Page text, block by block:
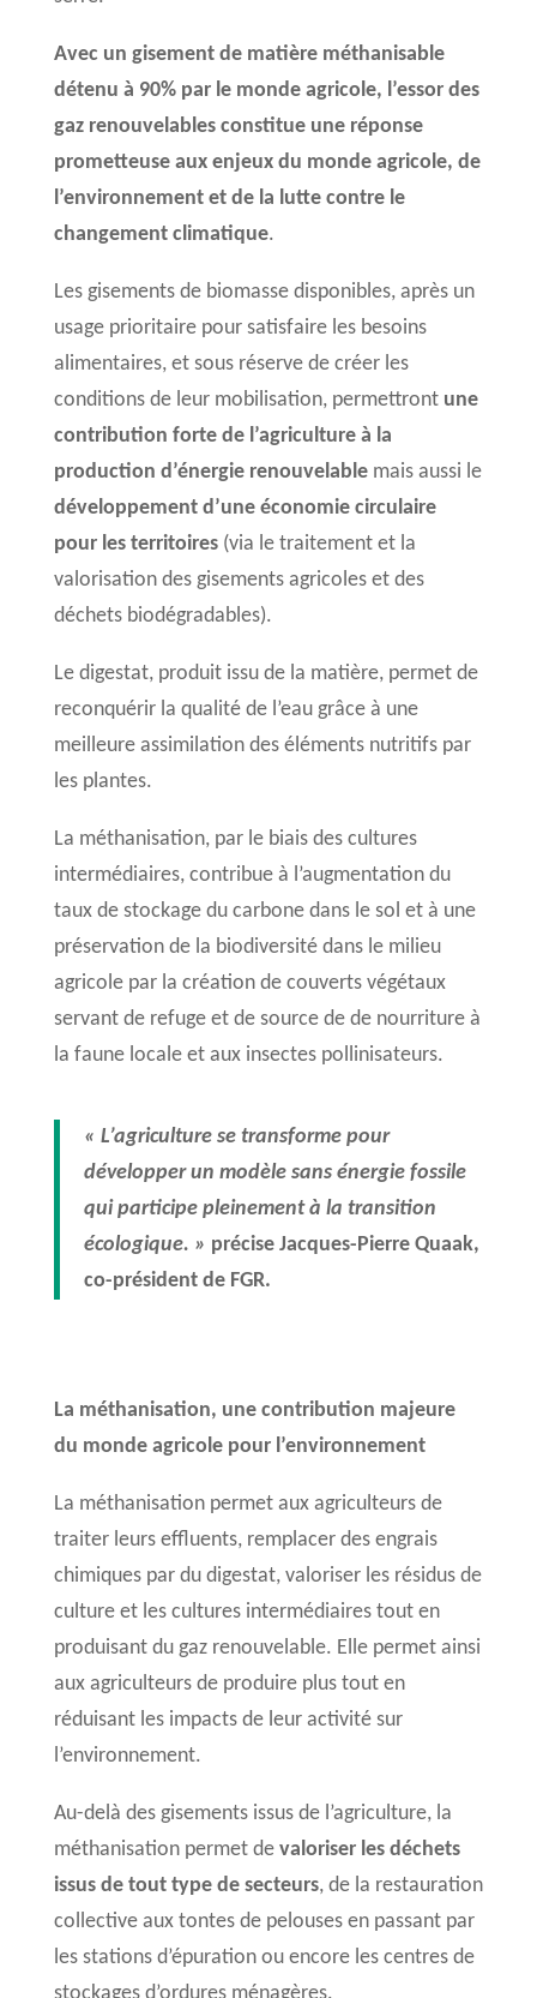
Avec un gisement de matière méthanisable
détenu à 90% par le monde agricole, l’essor des
gaz renouvelables constitue une réponse
prometteuse aux enjeux du monde agricole, de
l’environnement et de la lutte contre le
changement climatique.
Les gisements de biomasse disponibles, après un
usage prioritaire pour satisfaire les besoins
alimentaires, et sous réserve de créer les
conditions de leur mobilisation, permettront une
contribution forte de l’agriculture à la
production d’énergie renouvelablemais aussi le
développement d’une économie circulaire
pour les territoires(via le traitement et la
valorisation des gisements agricoles et des
déchets biodégradables).
Le digestat, produit issu de la matière, permet de
reconquérir la qualité de l’eau grâce à une
meilleure assimilation des éléments nutritifs par
les plantes.
La méthanisation, par le biais des cultures
intermédiaires, contribue à l’augmentation du
taux de stockage du carbone dans le sol et à une
préservation de la biodiversité dans le milieu
agricole par la création de couverts végétaux
servant de refuge et de source de de nourriture à
la faune locale et aux insectes pollinisateurs.
« L’agriculture se transforme pour
développer un modèle sans énergie fossile
qui participe pleinement à la transition
écologique. » précise Jacques-Pierre Quaak,
co-président de FGR.
La méthanisation, une contribution majeure
du monde agricole pour l’environnement
La méthanisation permet aux agriculteurs de
traiter leurs effluents, remplacer des engrais
chimiques par du digestat, valoriser les résidus de
culture et les cultures intermédiaires tout en
produisant du gaz renouvelable. Elle permet ainsi
aux agriculteurs de produire plus tout en
réduisant les impacts de leur activité sur
l’environnement.
Au-delà des gisements issus de l’agriculture, la
méthanisation permet de valoriser les déchets
issus de tout type de secteurs, de la restauration
collective aux tontes de pelouses en passant par
les stations d’épuration ou encore les centres de